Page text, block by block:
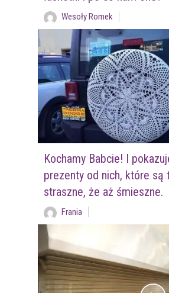
Wesoły Romek
Kochamy Babcie! I
prezenty od nich, które są
straszne, że aż śmieszne.
Frania